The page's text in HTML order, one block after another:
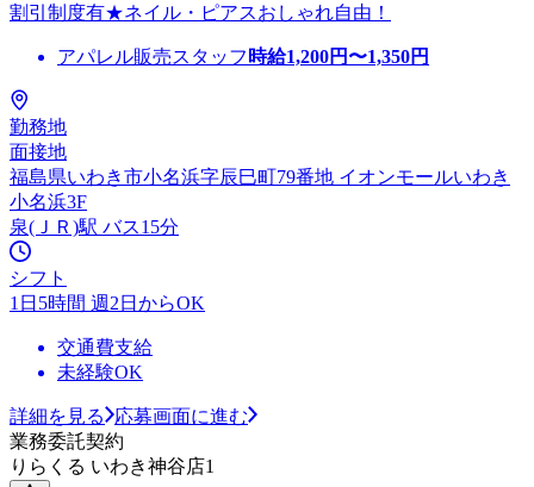
割引制度有★ネイル・ピアスおしゃれ自由！
アパレル販売スタッフ 時給1,200円〜1,350円
勤務地
面接地
福島県いわき市小名浜字辰巳町79番地 イオンモールいわき
小名浜3F
泉(ＪＲ)駅 バス15分
シフト
1日5時間 週2日からOK
交通費支給
未経験OK
詳細を見る
応募画面に進む
業務委託契約
りらくる いわき神谷店1